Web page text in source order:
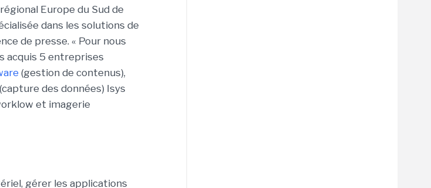
Europe du Sud de
dans les solutions de
de presse. « Pour nous
acquis 5 entreprises
(gestion de contenus),
(capture des données) Isys
et imagerie
gérer les applications